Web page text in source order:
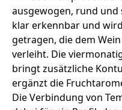
ausgewogen, rund
klar erkennbar und
getragen, die dem
verleiht. Die
bringt zusätzliche
ergänzt die
Die Verbindung von